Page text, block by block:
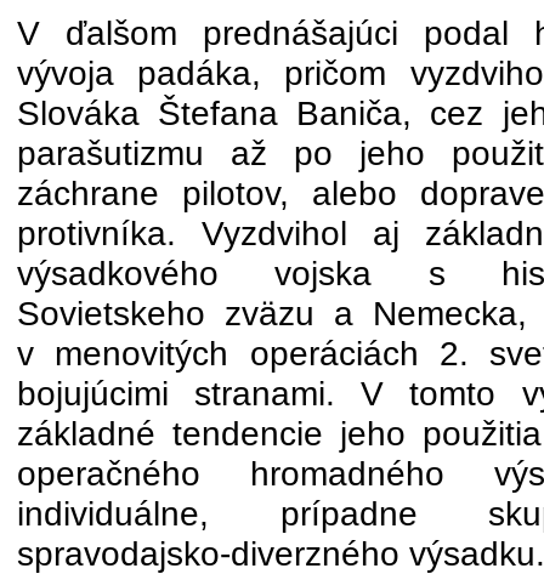
V ďalšom prednášajúci podal
vývoja padáka, pričom
Slováka Štefana Baniča, cez
parašutizmu až po jeho
záchrane pilotov, alebo
protivníka. Vyzdvihol aj
výsadkového vojska s
Sovietskeho zväzu a
v menovitých operáciách 2.
bojujúcimi stranami. V tomto
základné tendencie jeho
operačného hromadného
individuálne, prípadne
spravodajsko-diverzného výsadku.